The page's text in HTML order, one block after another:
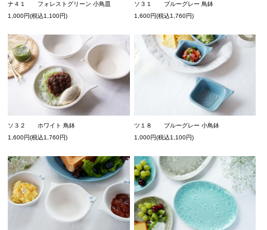
ナ４１ フォレストグリーン 小鳥皿
1,000円(税込1,100円)
ソ３１ ブルーグレー 鳥鉢
1,600円(税込1,760円)
ソ３２ ホワイト 鳥鉢
1,600円(税込1,760円)
ツ１８ ブルーグレー 小鳥鉢
1,000円(税込1,100円)